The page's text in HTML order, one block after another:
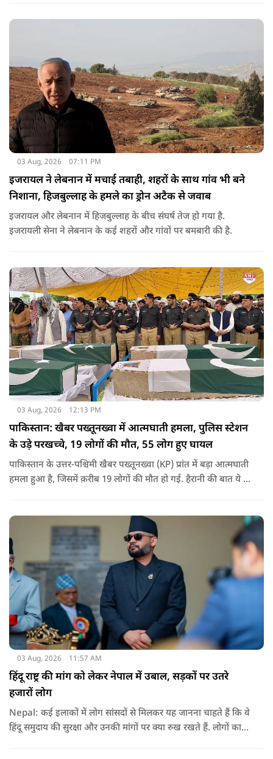
03 Aug, 2026 07:11 PM
इजरायल ने लेबनान में मचाई तबाही, शहरों के साथ गांव भी बने
निशाना, हिजबुल्लाह के हमले का ड्रोन अटैक से जवाब
इजरायल और लेबनान में हिजबुल्लाह के बीच संघर्ष तेज हो गया है.
इजरायली सेना ने लेबनान के कई शहरों और गांवों पर बमबारी की है.
03 Aug, 2026 12:13 PM
पाकिस्तान: खैबर पख्तूनख्वा में आत्मघाती हमला, पुलिस स्टेशन
के उड़े परखच्चे, 19 लोगों की मौत, 55 लोग हुए घायल
पाकिस्तान के उत्तर-पश्चिमी खैबर पख्तूनख्वा (KP) प्रांत में बड़ा आत्मघाती
हमला हुआ है, जिसमें क़रीब 19 लोगों की मौत हो गई. हैरानी की बात ये है
03 Aug, 2026 11:57 AM
हिंदू राष्ट्र की मांग को लेकर नेपाल में उबाल, सड़कों पर उतरे
हजारों लोग
Nepal: कई इलाकों में लोग सांसदों से मिलकर यह जानना चाहते हैं कि वे
हिंदू समुदाय की सुरक्षा और उनकी मांगों पर क्या रुख रखते हैं. लोगों का